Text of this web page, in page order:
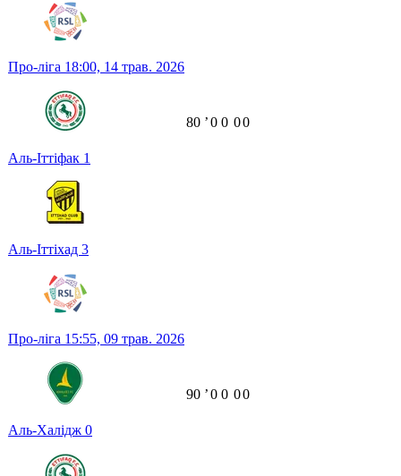
Про-ліга 18:00, 14 трав. 2026
Аль-Іттіфак 1
Аль-Іттіхад 3
80 ʼ0 0 00
Про-ліга 15:55, 09 трав. 2026
Аль-Халідж 0
90 ʼ0 0 00